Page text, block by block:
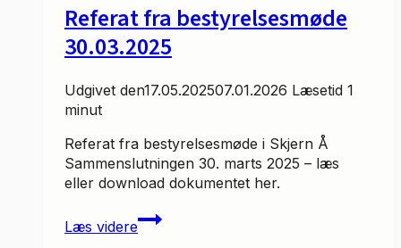
Referat fra bestyrelsesmøde
30.03.2025
Udgivet den17.05.202507.01.2026 Læsetid 1
minut
Referat fra bestyrelsesmøde i Skjern Å
Sammenslutningen 30. marts 2025 – læs
eller download dokumentet her.
Læs videre
Referat
fra